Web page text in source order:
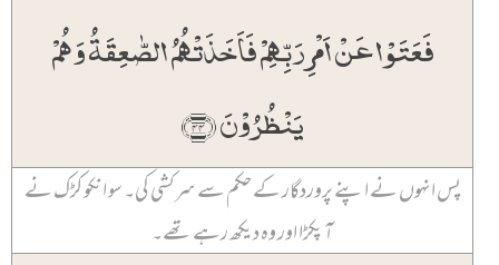
فَعَتَوۡا عَنۡ اَمۡرِ رَبِّہِمۡ فَاَخَذَتۡہُمُ الصّٰعِقَۃُ وَ ہُمۡ
یَنۡظُرُوۡنَ ﴿۴۴﴾
پس انہوں نے اپنے پروردگار کے حکم سے سرکشی کی۔ سو انکو کڑک نے
آ پکڑا اور وہ دیکھ رہے تھے۔